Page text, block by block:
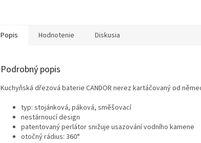
Popis Hodnotenie Diskusia
Podrobný popis
Kuchyňská dřezová baterie CANDOR nerez kartáčovaný od
typ: stojánková, páková, směšovací
nestárnoucí design
patentovaný perlátor snižuje usazování vodního kamene
otočný rádius: 360°